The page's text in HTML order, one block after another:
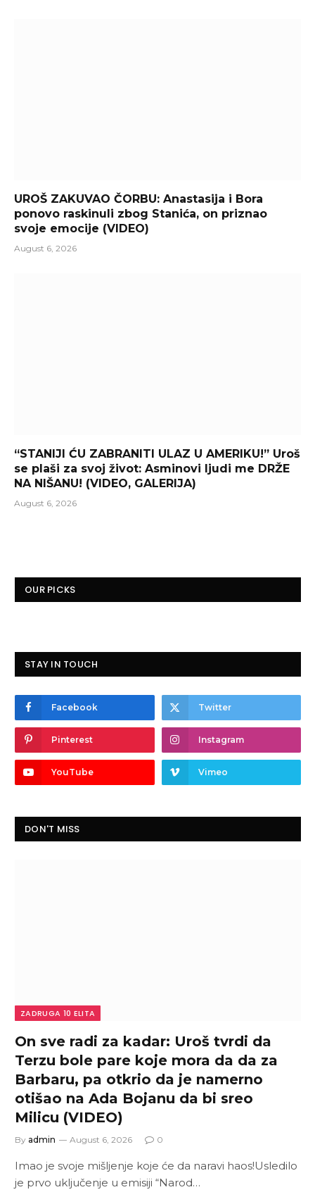
UROŠ ZAKUVAO ČORBU: Anastasija i Bora
ponovo raskinuli zbog Stanića, on priznao
svoje emocije (VIDEO)
August 6, 2026
“STANIJI ĆU ZABRANITI ULAZ U AMERIKU!” Uroš
se plaši za svoj život: Asminovi ljudi me DRŽE
NA NIŠANU! (VIDEO, GALERIJA)
August 6, 2026
OUR PICKS
STAY IN TOUCH
Facebook Twitter
Pinterest Instagram
YouTube Vimeo
DON'T MISS
ZADRUGA 10 ELITA
On sve radi za kadar: Uroš tvrdi da
Terzu bole pare koje mora da da za
Barbaru, pa otkrio da je namerno
otišao na Ada Bojanu da bi sreo
Milicu (VIDEO)
By admin August 6, 2026 0
Imao je svoje mišljenje koje će da naravi haos!Usledilo
je prvo uključenje u emisiji “Narod…